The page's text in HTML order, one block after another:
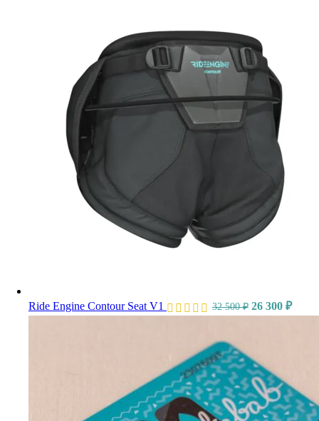
Ride Engine Contour Seat V1 32 500₽ 26 300 ₽